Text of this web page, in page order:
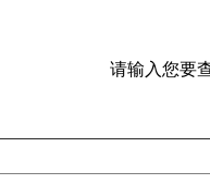
请输入您要